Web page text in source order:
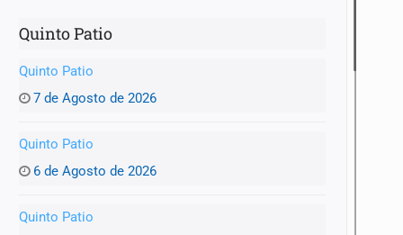
Quinto Patio
Quinto Patio
7 de Agosto de 2026
Quinto Patio
6 de Agosto de 2026
Quinto Patio